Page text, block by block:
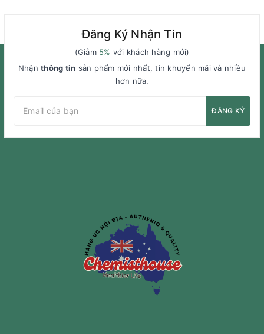
Đăng Ký Nhận Tin
(Giảm 5% với khách hàng mới)
Nhậnthông tin sản phẩm mới nhất, tin khuyến mãi và nhiều
hơn nữa.
ĐĂNG KÝ